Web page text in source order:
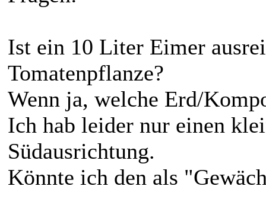
Ist ein 10 Liter Eimer
Tomatenpflanze?
Wenn ja, welche Erd/
Ich hab leider nur einen
Südausrichtung.
Könnte ich den als